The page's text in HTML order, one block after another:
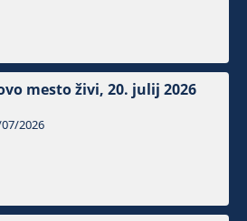
mesto živi, 20. julij 2026
2026